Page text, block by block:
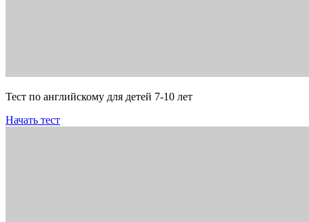
Тест по английскому для детей 7-10 лет
Начать тест